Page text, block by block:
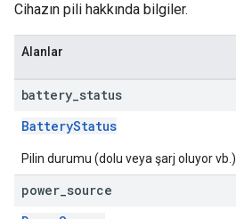
Cihazın pili hakkında bilgiler.
Alanlar
battery status
BatteryStatus
Pilin durumu (dolu veya şarj oluyor vb.)
power source